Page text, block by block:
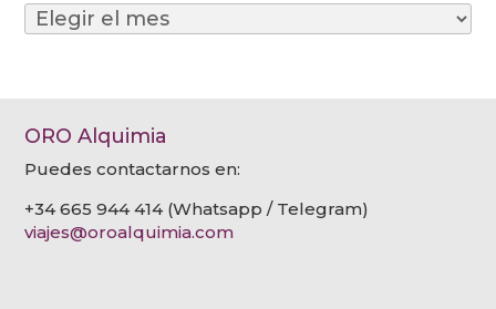
Archivos
ORO Alquimia
Puedes contactarnos en:
+34 665 944 414 (Whatsapp / Telegram)
viajes@oroalquimia.com